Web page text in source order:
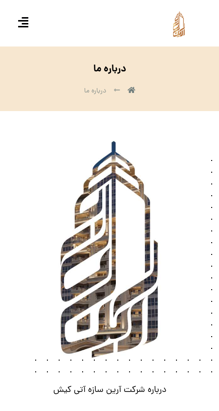
درباره ما
درباره ما
درباره شرکت آرین سازه آتی کیش